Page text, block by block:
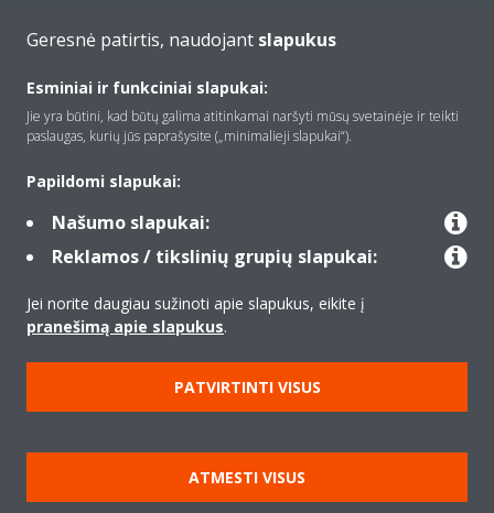
Apie Daikin
Kontaktas
Produktai
Copyright © Daikin
Teisinis pranešimas
Įspėjimas dėl slapukų
Duomenų apsaugos politika
Įmonių etika
Geresnė patirtis, naudojant slapukus
Esminiai ir funkciniai slapukai:
Jie yra būtini, kad būtų galima atitinkamai naršyti mūsų svetainėje ir teikti
paslaugas, kurių jūs paprašysite („minimalieji slapukai“).
Papildomi slapukai:
Našumo slapukai:
Reklamos / tikslinių grupių slapukai:
Jei norite daugiau sužinoti apie slapukus, eikite į
pranešimą apie slapukus.
PATVIRTINTI VISUS
ATMESTI VISUS